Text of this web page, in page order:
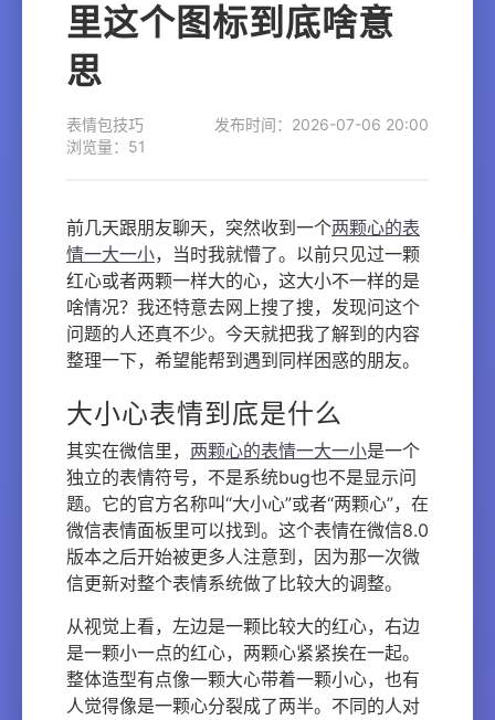
里这个图标到底啥意
思
表情包技巧
发布时间：2026-07-06 20:00
浏览量：51
前几天跟朋友聊天，突然收到一个两颗心的表
情一大一小，当时我就懵了。以前只见过一颗
红心或者两颗一样大的心，这大小不一样的是
啥情况？我还特意去网上搜了搜，发现问这个
问题的人还真不少。今天就把我了解到的内容
整理一下，希望能帮到遇到同样困惑的朋友。
大小心表情到底是什么
其实在微信里， 两颗心的表情一大一小是一个
独立的表情符号，不是系统bug也不是显示问
题。它的官方名称叫“大小心”或者“两颗心”，在
微信表情面板里可以找到。这个表情在微信8.0
版本之后开始被更多人注意到，因为那一次微
信更新对整个表情系统做了比较大的调整。
从视觉上看，左边是一颗比较大的红心，右边
是一颗小一点的红心，两颗心紧紧挨在一起。
整体造型有点像一颗大心带着一颗小心，也有
人觉得像是一颗心分裂成了两半。不同的人对